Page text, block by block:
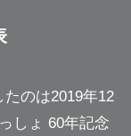
のは2019年12
しょ 60年記念